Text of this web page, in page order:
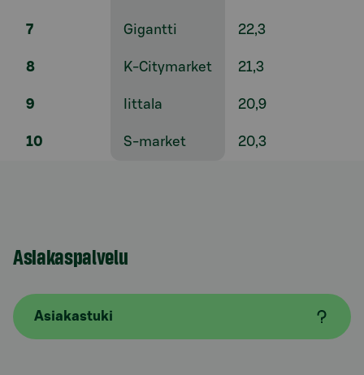
7 Gigantti 22,3
8 K-Citymarket 21,3
9 Iittala 20,9
10 S-market 20,3
Asiakaspalvelu
Asiakastuki